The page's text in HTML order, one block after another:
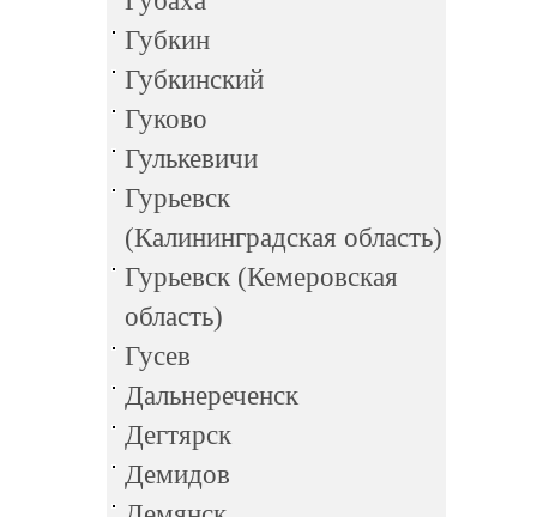
Губкин
Губкинский
Гуково
Гулькевичи
Гурьевск
(Калининградская область)
Гурьевск (Кемеровская
область)
Гусев
Дальнереченск
Дегтярск
Демидов